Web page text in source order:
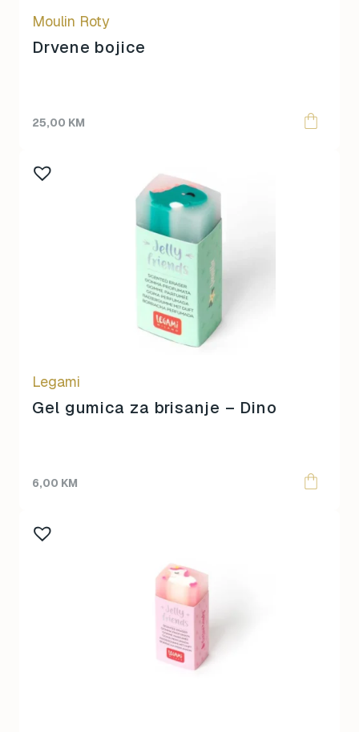
Moulin Roty
Drvene bojice
25,00 KM
Legami
Gel gumica za brisanje – Dino
6,00 KM